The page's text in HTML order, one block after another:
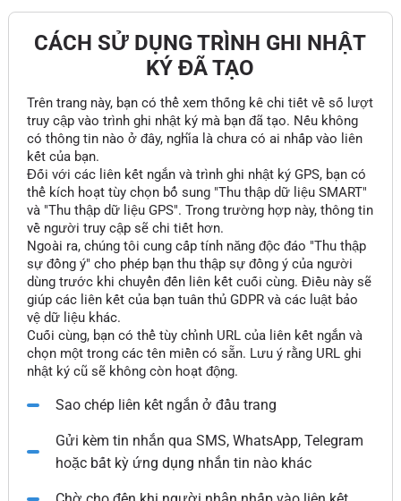
CÁCH SỬ DỤNG TRÌNH GHI NHẬT
KÝ ĐÃ TẠO
Trên trang này, bạn có thể xem thống kê chi tiết về số lượt
truy cập vào trình ghi nhật ký mà bạn đã tạo. Nếu không
có thông tin nào ở đây, nghĩa là chưa có ai nhấp vào liên
kết của bạn.
Đối với các liên kết ngắn và trình ghi nhật ký GPS, bạn có
thể kích hoạt tùy chọn bổ sung "Thu thập dữ liệu SMART"
và "Thu thập dữ liệu GPS". Trong trường hợp này, thông tin
về người truy cập sẽ chi tiết hơn.
Ngoài ra, chúng tôi cung cấp tính năng độc đáo "Thu thập
sự đồng ý" cho phép bạn thu thập sự đồng ý của người
dùng trước khi chuyển đến liên kết cuối cùng. Điều này sẽ
giúp các liên kết của bạn tuân thủ GDPR và các luật bảo
vệ dữ liệu khác.
Cuối cùng, bạn có thể tùy chỉnh URL của liên kết ngắn và
chọn một trong các tên miền có sẵn. Lưu ý rằng URL ghi
nhật ký cũ sẽ không còn hoạt động.
Sao chép liên kết ngắn ở đầu trang
Gửi kèm tin nhắn qua SMS, WhatsApp, Telegram
hoặc bất kỳ ứng dụng nhắn tin nào khác